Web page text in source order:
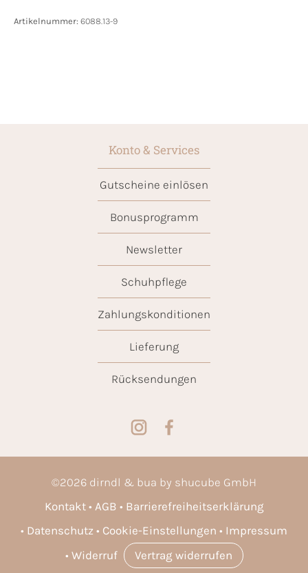
Artikelnummer: 6088.13-9
Konto & Services
Gutscheine einlösen
Bonusprogramm
Newsletter
Schuhpflege
Zahlungskonditionen
Lieferung
Rücksendungen
©2026 dirndl & bua by shucube GmbH
Kontakt
AGB
Barrierefreiheitserklärung
Datenschutz
Cookie-Einstellungen
Impressum
Widerruf
Vertrag widerrufen